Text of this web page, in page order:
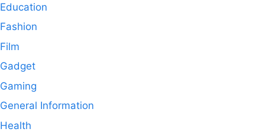
Education
Fashion
Film
Gadget
Gaming
General Information
Health